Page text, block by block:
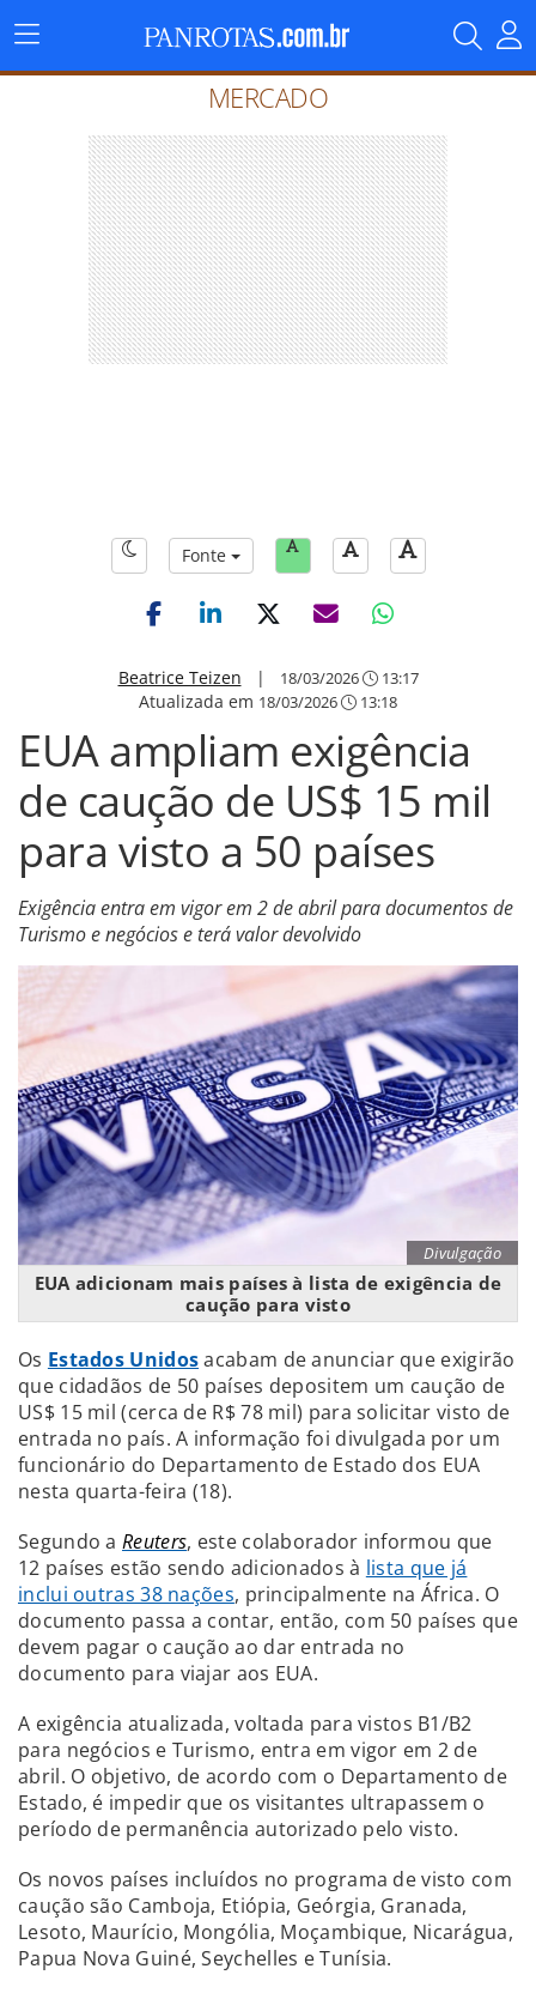
Menu
Principal
MERCADO
Fonte
Beatrice Teizen | 18/03/2026 13:17
Atualizada em 18/03/2026 13:18
EUA ampliam exigência
de caução de US$ 15 mil
para visto a 50 países
Exigência entra em vigor em 2 de abril para documentos de
Turismo e negócios e terá valor devolvido
Divulgação
EUA adicionam mais países à lista de exigência de
caução para visto
Os Estados Unidosacabam de anunciar que exigirão
que cidadãos de 50 países depositem um caução de
US$ 15 mil (cerca de R$ 78 mil) para solicitar visto de
entrada no país. A informação foi divulgada por um
funcionário do Departamento de Estado dos EUA
nesta quarta-feira (18).
Segundo a Reuters, este colaborador informou que
12 países estão sendo adicionados à lista que já
inclui outras 38 nações, principalmente na África. O
documento passa a contar, então, com 50 países que
devem pagar o caução ao dar entrada no
documento para viajar aos EUA.
A exigência atualizada, voltada para vistos B1/B2
para negócios e Turismo, entra em vigor em 2 de
abril. O objetivo, de acordo com o Departamento de
Estado, é impedir que os visitantes ultrapassem o
período de permanência autorizado pelo visto.
Os novos países incluídos no programa de visto com
caução são Camboja, Etiópia, Geórgia, Granada,
Lesoto, Maurício, Mongólia, Moçambique, Nicarágua,
Papua Nova Guiné, Seychelles e Tunísia.